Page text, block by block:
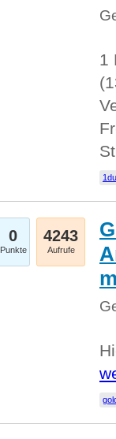
1
0
Punkte
4243
Aufrufe